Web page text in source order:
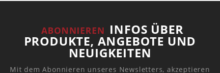
ABONNIEREN INFOS ÜBER
PRODUKTE, ANGEBOTE UND
NEUIGKEITEN
Mit dem Abonnieren unseres Newsletters, akzeptieren